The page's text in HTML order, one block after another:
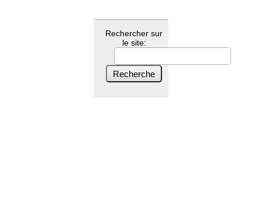
Rechercher sur
le site: